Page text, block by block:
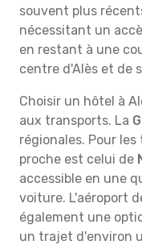
souvent plus
nécessitant un
en restant à une
centre d'Alès et de
Choisir un hôtel à
aux transports. La
régionales. Pour
proche est celui de
accessible en une
voiture. L'aéroport
également une
un trajet d'environ